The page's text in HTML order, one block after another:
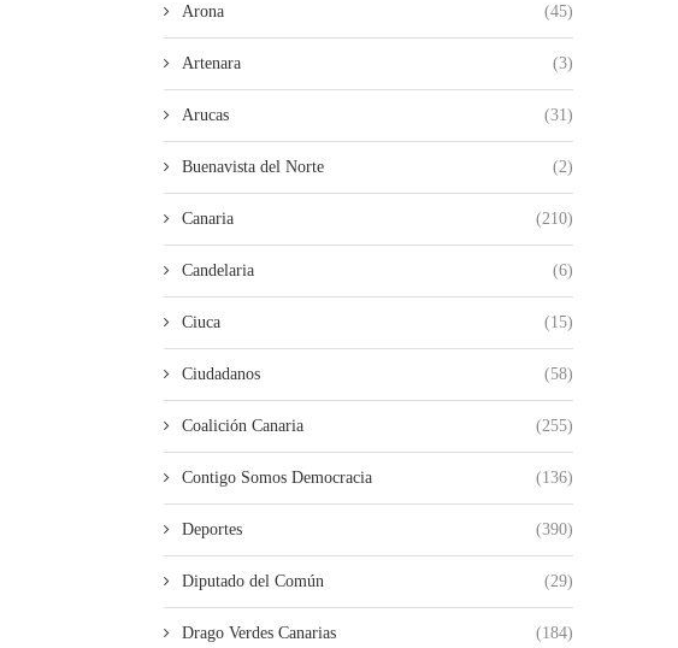
Arona (45)
Artenara (3)
Arucas (31)
Buenavista del Norte (2)
Canaria (210)
Candelaria (6)
Ciuca (15)
Ciudadanos (58)
Coalición Canaria (255)
Contigo Somos Democracia (136)
Deportes (390)
Diputado del Común (29)
Drago Verdes Canarias (184)